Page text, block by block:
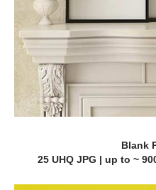
Blank
25 UHQ JPG | up to ~